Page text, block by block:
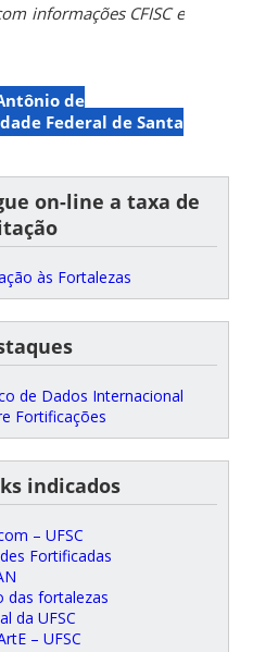
informações CFISC e
de
Federal de Santa
on-line a taxa de
às Fortalezas
de Dados Internacional
Fortificações
indicados
– UFSC
Fortificadas
das fortalezas
da UFSC
– UFSC